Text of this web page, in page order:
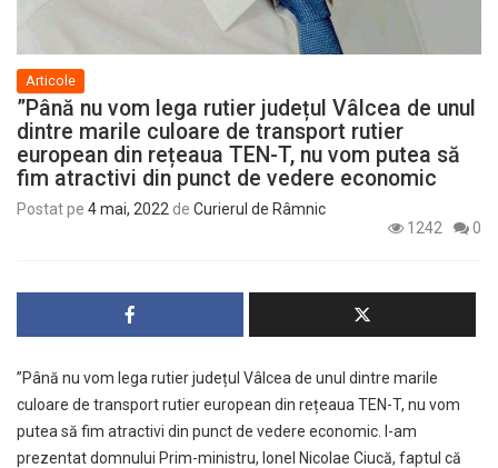
Articole
”Până nu vom lega rutier județul Vâlcea de unul
dintre marile culoare de transport rutier
european din rețeaua TEN-T, nu vom putea să
fim atractivi din punct de vedere economic
Postat pe 4 mai, 2022 de Curierul de Râmnic
1242
0
”Până nu vom lega rutier județul Vâlcea de unul dintre marile
culoare de transport rutier european din rețeaua TEN-T, nu vom
putea să fim atractivi din punct de vedere economic. I-am
prezentat domnului Prim-ministru, Ionel Nicolae Ciucă, faptul că